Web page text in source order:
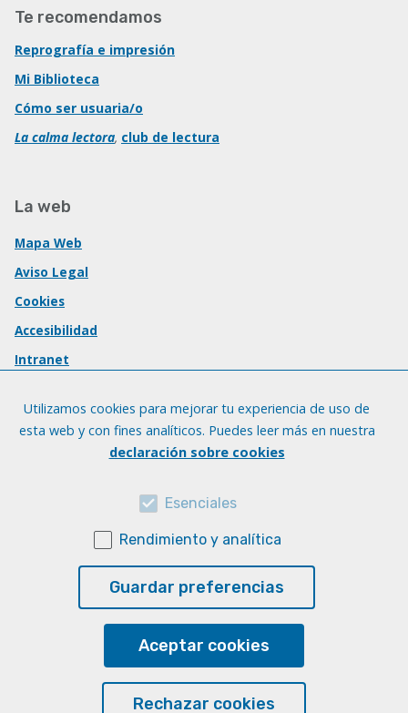
Te recomendamos
Reprografía e impresión
Mi Biblioteca
Cómo ser usuaria/o
La calma lectora, club de lectura
La web
Mapa Web
Aviso Legal
Cookies
Accesibilidad
Intranet
Utilizamos cookies para mejorar tu experiencia de uso de
esta web y con fines analíticos. Puedes leer más en nuestra
declaración sobre cookies
Esenciales
Rendimiento y analítica
Guardar preferencias
Aceptar cookies
Rechazar cookies